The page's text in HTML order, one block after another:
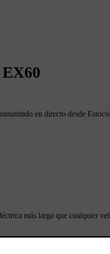
en directo desde
más larga que cualquier